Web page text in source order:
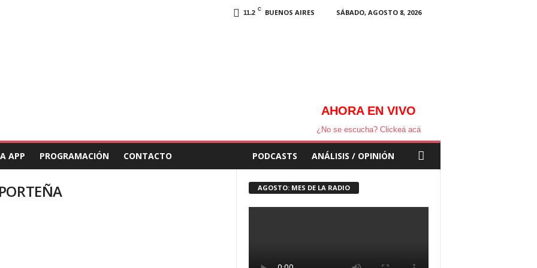
11.2 C BUENOS AIRES
SÁBADO, AGOSTO 8, 2026
AHORA EN VIVO
¿No se escucha? Clickeá acá
APP PROGRAMACIÓN CONTACTO PODCASTS ANÁLISIS / OPINIÓN
AGOSTO: MES DE LA RADIO